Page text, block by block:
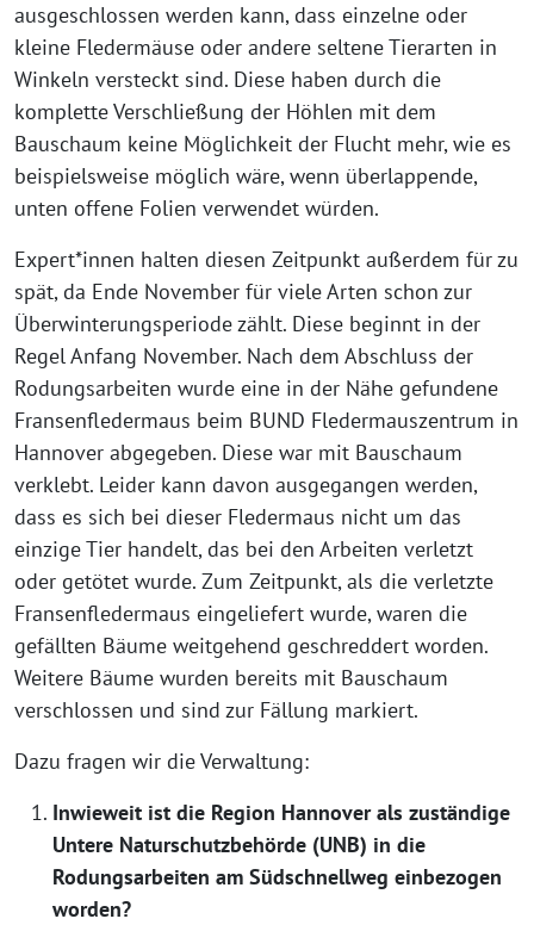
ausgeschlossen werden kann, dass einzelne oder
kleine Fledermäuse oder andere seltene Tierarten in
Winkeln versteckt sind. Diese haben durch die
komplette Verschließung der Höhlen mit dem
Bauschaum keine Möglichkeit der Flucht mehr, wie es
beispielsweise möglich wäre, wenn überlappende,
unten offene Folien verwendet würden.
Expert*innen halten diesen Zeitpunkt außerdem für zu
spät, da Ende November für viele Arten schon zur
Überwinterungsperiode zählt. Diese beginnt in der
Regel Anfang November. Nach dem Abschluss der
Rodungsarbeiten wurde eine in der Nähe gefundene
Fransenfledermaus beim BUND Fledermauszentrum in
Hannover abgegeben. Diese war mit Bauschaum
verklebt. Leider kann davon ausgegangen werden,
dass es sich bei dieser Fledermaus nicht um das
einzige Tier handelt, das bei den Arbeiten verletzt
oder getötet wurde. Zum Zeitpunkt, als die verletzte
Fransenfledermaus eingeliefert wurde, waren die
gefällten Bäume weitgehend geschreddert worden.
Weitere Bäume wurden bereits mit Bauschaum
verschlossen und sind zur Fällung markiert.
Dazu fragen wir die Verwaltung:
Inwieweit ist die Region Hannover als zuständige
Untere Naturschutzbehörde (UNB) in die
Rodungsarbeiten am Südschnellweg einbezogen
worden?